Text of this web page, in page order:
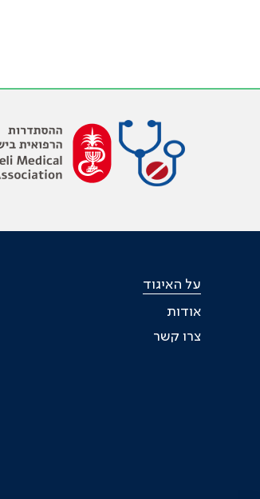
על האיגוד
אודות
צרו קשר